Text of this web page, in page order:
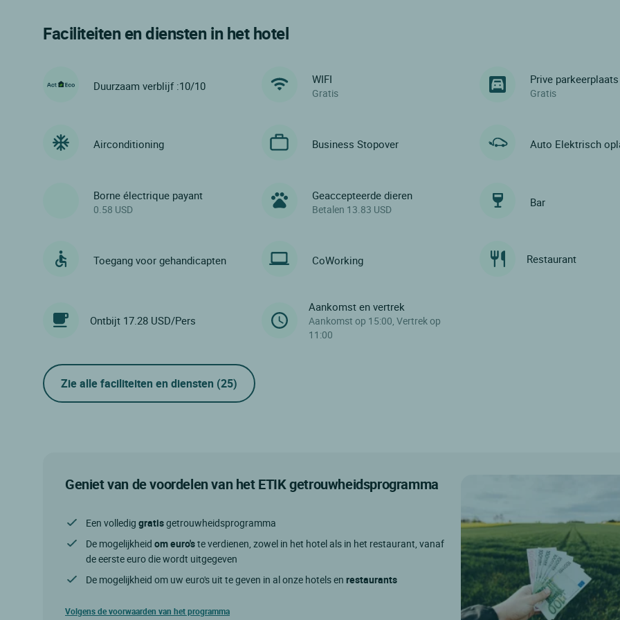
Faciliteiten en diensten in het hotel
Duurzaam verblijf :10/10 WIFI
Gratis
Prive parkeerplaats
Gratis
Airconditioning Business Stopover Auto Elektrisch
Borne électrique payant
0.58 USD
Geaccepteerde dieren
Betalen 13.83 USD
Bar
Toegang voor gehandicapten CoWorking Restaurant
Ontbijt 17.28 USD/Pers
Aankomst en vertrek
Aankomst op 15:00, Vertrek op
11:00
Zie alle faciliteiten en diensten (25)
Geniet van de voordelen van het ETIK getrouwheidsprogramma
Een volledig gratisgetrouwheidsprogramma
De mogelijkheid om euro'ste verdienen, zowel in het hotel als in het restaurant, vanaf
de eerste euro die wordt uitgegeven
De mogelijkheid om uw euro's uit te geven in al onze hotels en restaurants
Volgens de voorwaarden van het programma